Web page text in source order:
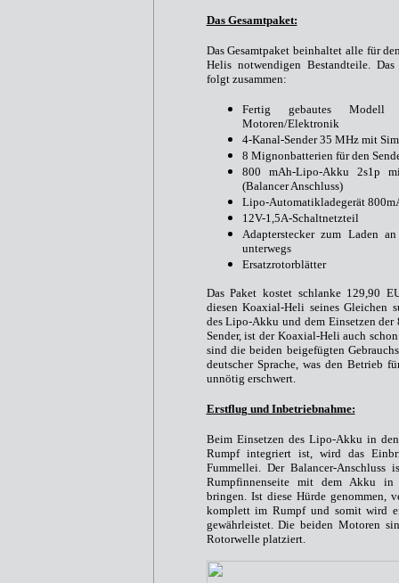
Das Gesamtpaket:
Das Gesamtpaket beinhaltet alle für
Helis notwendigen Bestandteile.
folgt zusammen:
Fertig gebautes
Motoren/Elektronik
4-Kanal-Sender 35 MHz mit
8 Mignonbatterien für den
800 mAh-Lipo-Akku 2s1p
(Balancer Anschluss)
Lipo-Automatikladegerät
12V-1,5A-Schaltnetzteil
Adapterstecker zum Laden
unterwegs
Ersatzrotorblätter
Das Paket kostet schlanke 129,90
diesen Koaxial-Heli seines Gleichen
des Lipo-Akku und dem Einsetzen
Sender, ist der Koaxial-Heli auch
sind die beiden beigefügten
deutscher Sprache, was den Betrieb
unnötig erschwert.
Erstflug und Inbetriebnahme:
Beim Einsetzen des Lipo-Akku in
Rumpf integriert ist, wird das
Fummellei. Der Balancer-Anschluss
Rumpfinnenseite mit dem Akku
bringen. Ist diese Hürde genommen,
komplett im Rumpf und somit wird
gewährleistet. Die beiden Motoren
Rotorwelle platziert.